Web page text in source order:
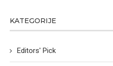
KATEGORIJE
Editors' Pick